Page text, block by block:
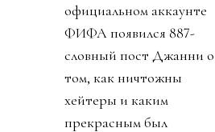
официальном аккаунте
ФИФА появился 887-
словный пост Джанни о
том, как ничтожны
хейтеры и каким
прекрасным был